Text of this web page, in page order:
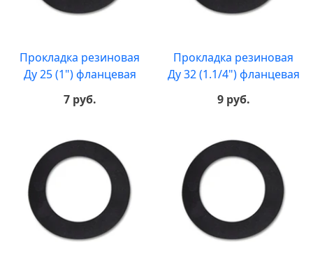
Прокладка резиновая
Ду 25 (1") фланцевая
7 руб.
Прокладка резиновая
Ду 32 (1.1/4") фланцевая
9 руб.